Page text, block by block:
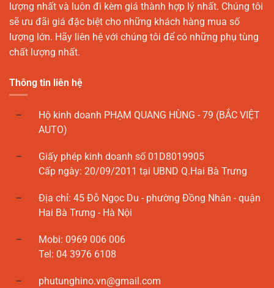
lượng nhất và luôn đi kèm giá thành hợp lý nhất. Chúng tôi
sẽ ưu đãi giá đặc biệt cho những khách hàng mua số
lượng lớn. Hãy liên hệ với chúng tôi để có những phụ tùng
chất lượng nhất.
Thông tin liên hệ
Hộ kinh doanh PHẠM QUANG HÙNG - 79 (BẮC VIỆT
AUTO)
Giấy phép kinh doanh số 01D8019905
Cấp ngày: 20/09/2011 tại UBND Q.Hai Bà Trưng
Địa chỉ: 45 Đỗ Ngọc Du - phường Đồng Nhân - quận
Hai Bà Trưng - Hà Nội
Mobi: 0969 006 006
Tel: 04 3976 6108
phutunghino.vn@gmail.com